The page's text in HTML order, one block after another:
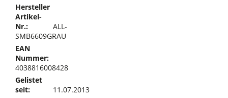
Hersteller
Artikel-
Nr.:
ALL-
SMB6609GRAU
EAN
Nummer:
4038816008428
Gelistet
seit:
11.07.2013